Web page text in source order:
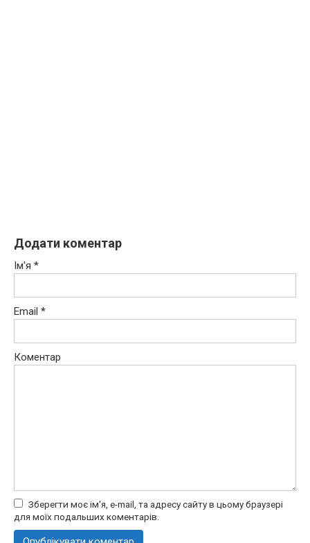
Додати коментар
Ім'я *
Email *
Коментар
Зберегти моє ім'я, e-mail, та адресу сайту в цьому браузері
для моїх подальших коментарів.